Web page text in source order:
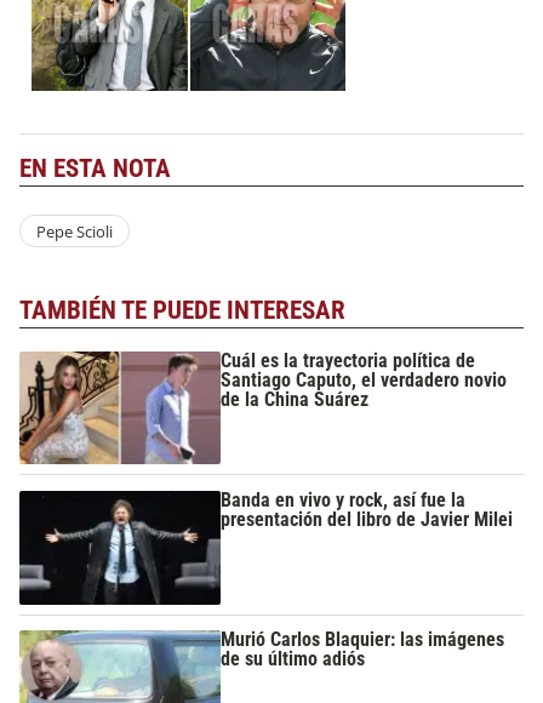
EN ESTA NOTA
Pepe Scioli
TAMBIÉN TE PUEDE INTERESAR
Cuál es la trayectoria política de
Santiago Caputo, el verdadero novio
de la China Suárez
Banda en vivo y rock, así fue la
presentación del libro de Javier Milei
Murió Carlos Blaquier: las imágenes
de su último adiós